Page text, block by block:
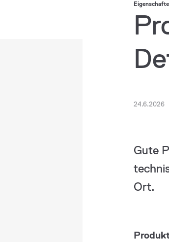
24.6.2026
Gute
Ort.